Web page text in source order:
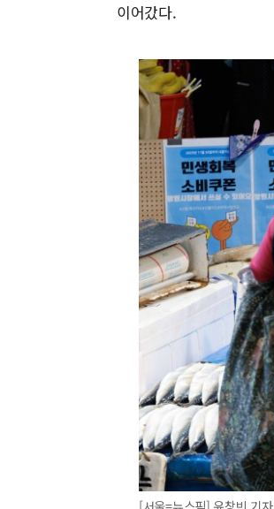
이어갔다.